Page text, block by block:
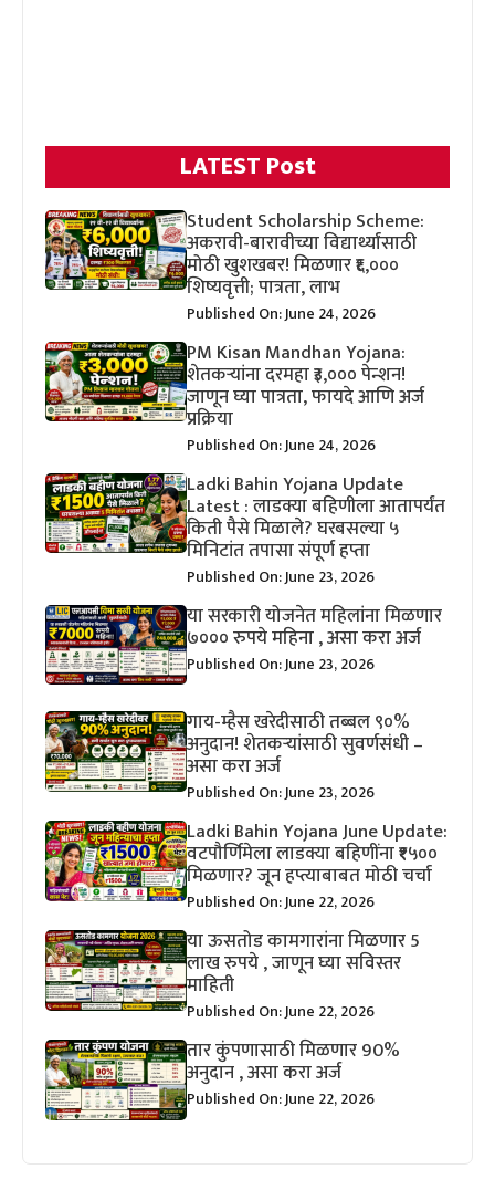
LATEST Post
Student Scholarship Scheme:
अकरावी-बारावीच्या विद्यार्थ्यांसाठी
मोठी खुशखबर! मिळणार ₹६,०००
शिष्यवृत्ती; पात्रता, लाभ
Published On: June 24, 2026
PM Kisan Mandhan Yojana:
शेतकऱ्यांना दरमहा ₹३,००० पेन्शन!
जाणून घ्या पात्रता, फायदे आणि अर्ज
प्रक्रिया
Published On: June 24, 2026
Ladki Bahin Yojana Update
Latest : लाडक्या बहिणीला आतापर्यंत
किती पैसे मिळाले? घरबसल्या ५
मिनिटांत तपासा संपूर्ण हप्ता
Published On: June 23, 2026
या सरकारी योजनेत महिलांना मिळणार
७००० रुपये महिना , असा करा अर्ज
Published On: June 23, 2026
गाय-म्हैस खरेदीसाठी तब्बल ९०%
अनुदान! शेतकऱ्यांसाठी सुवर्णसंधी –
असा करा अर्ज
Published On: June 23, 2026
Ladki Bahin Yojana June Update:
वटपौर्णिमेला लाडक्या बहिणींना ₹१५००
मिळणार? जून हप्त्याबाबत मोठी चर्चा
Published On: June 22, 2026
या ऊसतोड कामगारांना मिळणार 5
लाख रुपये , जाणून घ्या सविस्तर
माहिती
Published On: June 22, 2026
तार कुंपणासाठी मिळणार 90%
अनुदान , असा करा अर्ज
Published On: June 22, 2026